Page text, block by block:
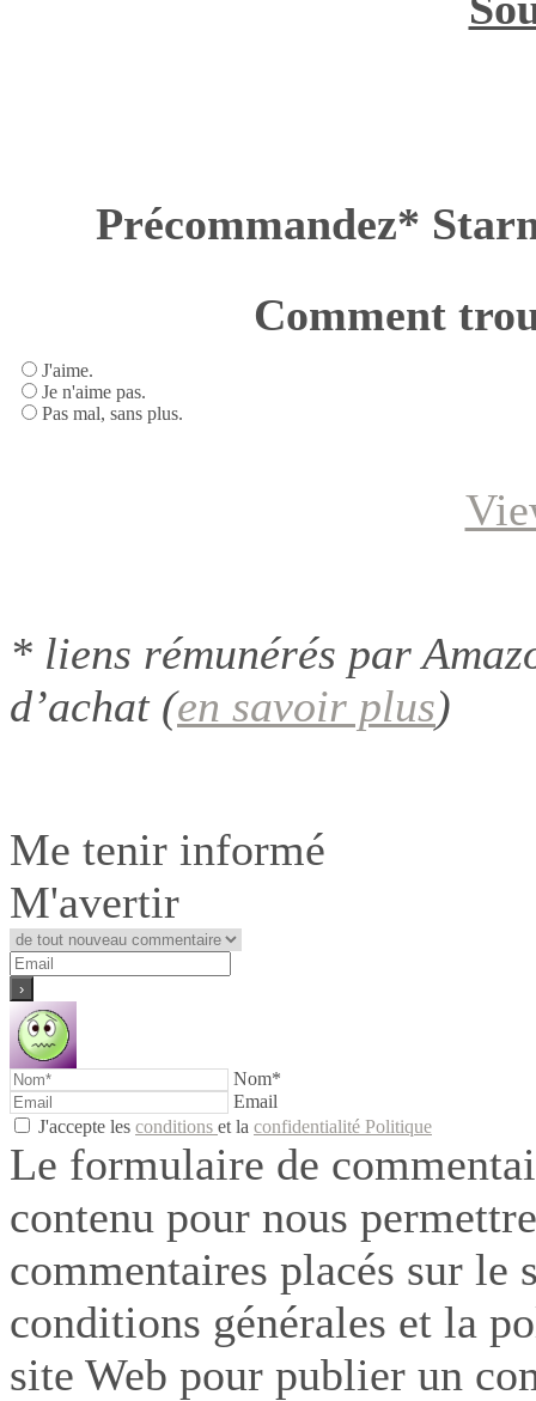
Précommandez*
Comment
J'aime.
Je n'aime pas.
Pas mal, sans plus.
* liens rémunérés par
d’achat (en savoir plus)
Me tenir informé
M'avertir
Nom*
Email
J'accepte les conditions et la confidentialité Politique
Le formulaire de
contenu pour nous
commentaires placés sur
conditions générales et la
site Web pour publier un